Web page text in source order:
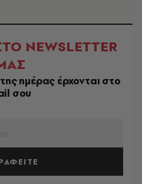
NEWSLETTER
ημέρας έρχονται στο
σου